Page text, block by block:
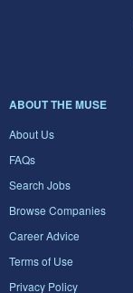
ABOUT THE MUSE
About Us
FAQs
Search Jobs
Browse Companies
Career Advice
Terms of Use
Privacy Policy